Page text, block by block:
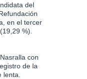
del
en el tercer
%).
con
de la
lenta.